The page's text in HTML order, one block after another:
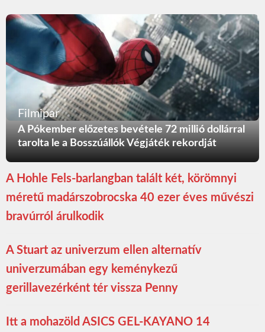
Filmipar
A Pókember előzetes bevétele 72 millió dollárral
tarolta le a Bosszúállók Végjáték rekordját
A Hohle Fels-barlangban talált két, körömnyi
méretű madárszobrocska 40 ezer éves művészi
bravúrról árulkodik
A Stuart az univerzum ellen alternatív
univerzumában egy keménykezű
gerillavezérként tér vissza Penny
Itt a mohazöld ASICS GEL-KAYANO 14